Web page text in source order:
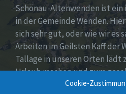
Cookie-
Schönau-Altenwenden ist
in der Gemeinde Wenden.
sich sehr gut, oder wie wir es
Arbeiten im Geilsten Kaff der
Tallage in unseren Orten lädt
Urlaub machen und zum
Dies wird auch durch unser